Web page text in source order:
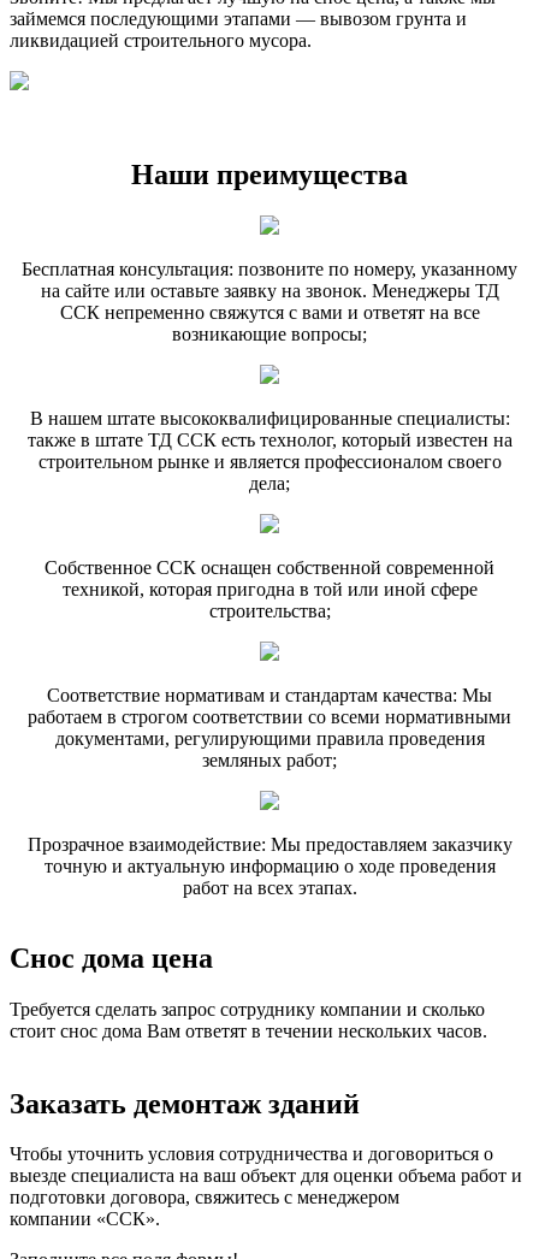
займемся последующими этапами — вывозом грунта и
ликвидацией строительного мусора.
Наши преимущества
Бесплатная консультация: позвоните по номеру, указанному
на сайте или оставьте заявку на звонок. Менеджеры ТД
ССК непременно свяжутся с вами и ответят на все
возникающие вопросы;
В нашем штате высококвалифицированные специалисты:
также в штате ТД ССК есть технолог, который известен на
строительном рынке и является профессионалом своего
дела;
Собственное ССК оснащен собственной современной
техникой, которая пригодна в той или иной сфере
строительства;
Соответствие нормативам и стандартам качества: Мы
работаем в строгом соответствии со всеми нормативными
документами, регулирующими правила проведения
земляных работ;
Прозрачное взаимодействие: Мы предоставляем заказчику
точную и актуальную информацию о ходе проведения
работ на всех этапах.
Снос дома цена
Требуется сделать запрос сотруднику компании и сколько
стоит снос дома Вам ответят в течении нескольких часов.
Заказать демонтаж зданий
Чтобы уточнить условия сотрудничества и договориться о
выезде специалиста на ваш объект для оценки объема работ и
подготовки договора, свяжитесь с менеджером
компании «ССК».